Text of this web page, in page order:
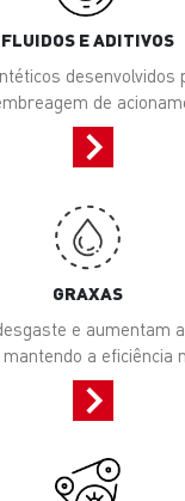
FLUIDOS E ADITIVOS
desenvolvidos
de
GRAXAS
e aumentam
a eficiência